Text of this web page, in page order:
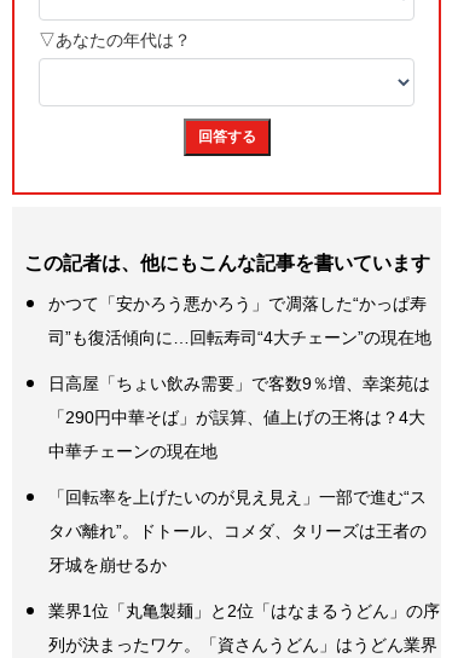
この記者は、他にもこんな記事を書いています
かつて「安かろう悪かろう」で凋落した“かっぱ寿
司”も復活傾向に…回転寿司“4大チェーン”の現在地
日高屋「ちょい飲み需要」で客数9％増、幸楽苑は
「290円中華そば」が誤算、値上げの王将は？4大
中華チェーンの現在地
「回転率を上げたいのが見え見え」一部で進む“ス
タバ離れ”。ドトール、コメダ、タリーズは王者の
牙城を崩せるか
業界1位「丸亀製麺」と2位「はなまるうどん」の序
列が決まったワケ。「資さんうどん」はうどん業界